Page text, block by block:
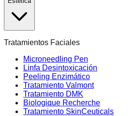
Tratamientos Faciales
Microneedling Pen
Linfa Desintoxicación
Peeling Enzimático
Tratamiento Valmont
Tratamiento DMK
Biologique Recherche
Tratamiento SkinCeuticals